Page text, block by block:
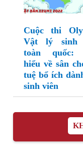
Cuộc thi
Vật lý sinh
toàn quốc:
hiểu về sân
tuệ bổ ích
sinh viên